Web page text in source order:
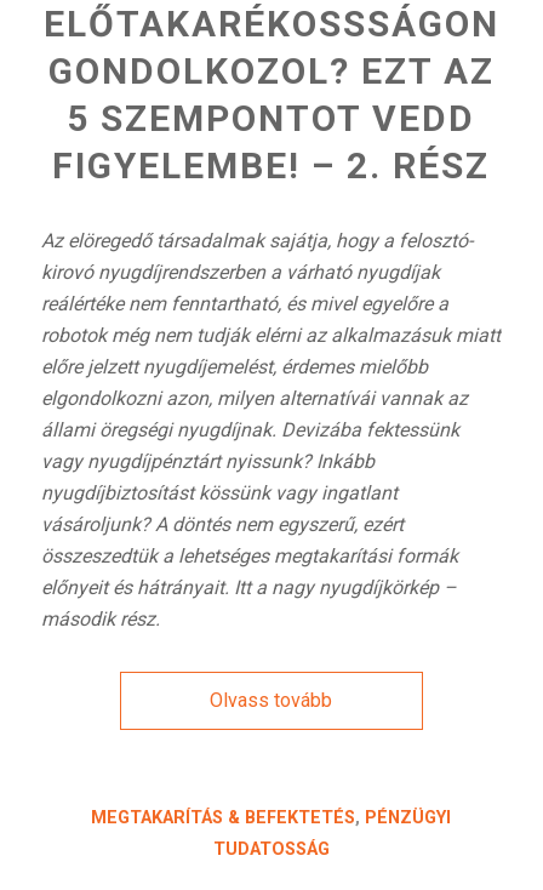
ELŐTAKARÉKOSSSÁGON
GONDOLKOZOL? EZT AZ
5 SZEMPONTOT VEDD
FIGYELEMBE! – 2. RÉSZ
Az elöregedő társadalmak sajátja, hogy a felosztó-
kirovó nyugdíjrendszerben a várható nyugdíjak
reálértéke nem fenntartható, és mivelegyelőre a
robotok még nem tudják elérni az alkalmazásuk miatt
előre jelzett nyugdíjemelést,érdemes mielőbb
elgondolkozni azon, milyen alternatívái vannak az
állami öregségi nyugdíjnak. Devizába fektessünk
vagy nyugdíjpénztárt nyissunk? Inkább
nyugdíjbiztosítást kössünk vagy ingatlant
vásároljunk? A döntés nem egyszerű, ezért
összeszedtük a lehetséges megtakarítási formák
előnyeit és hátrányait. Itt a nagy nyugdíjkörkép –
második rész.
Olvass tovább
MEGTAKARÍTÁS & BEFEKTETÉS, PÉNZÜGYI
TUDATOSSÁG